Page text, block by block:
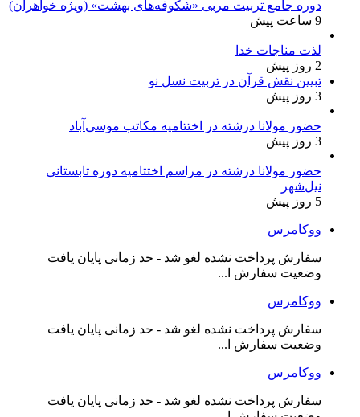
دوره جامع تربیت مربی «شکوفه‌های بهشت» (ویژه خواهران)
9 ساعت پیش
لذت مناجات خدا
2 روز پیش
تبیین نقش قرآن در تربیت نسل نو
3 روز پیش
حضور مولانا درشته در اختتامیه مکاتب موسی‌آباد
3 روز پیش
حضور مولانا درشته در مراسم اختتامیه دوره تابستانی
نیل‌شهر
5 روز پیش
ووکامرس
سفارش پرداخت نشده لغو شد - حد زمانی پایان یافت
وضعیت سفارش ا...
ووکامرس
سفارش پرداخت نشده لغو شد - حد زمانی پایان یافت
وضعیت سفارش ا...
ووکامرس
سفارش پرداخت نشده لغو شد - حد زمانی پایان یافت